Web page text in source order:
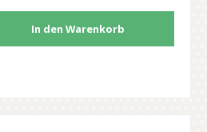
In den Warenkorb